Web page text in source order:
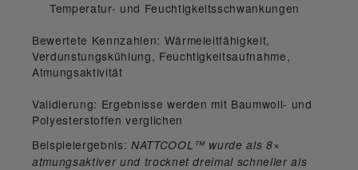
Temperatur- und Feuchtigkeitsschwankungen
Bewertete Kennzahlen: Wärmeleitfähigkeit,
Verdunstungskühlung, Feuchtigkeitsaufnahme,
Atmungsaktivität
Validierung: Ergebnisse werden mit Baumwoll- und
Polyesterstoffen verglichen
Beispielergebnis: NATTCOOL™ wurde als 8×
atmungsaktiver und trocknet dreimal schneller als